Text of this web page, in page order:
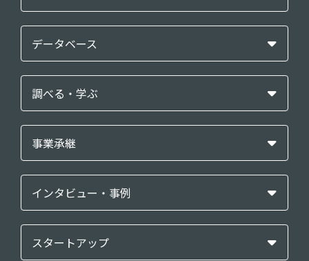
データベース
調べる・学ぶ
事業承継
インタビュー・事例
スタートアップ